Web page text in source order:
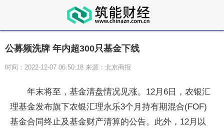
公募频洗牌 年内超300只基金下线
时间：2022-12-07 06:50:18 来源：北京商报
年末将至，基金清盘情况见涨。12月6日，农银汇
理基金发布旗下农银汇理永乐3个月持有期混合(FOF)
基金合同终止及基金财产清算的公告。此外，12月以